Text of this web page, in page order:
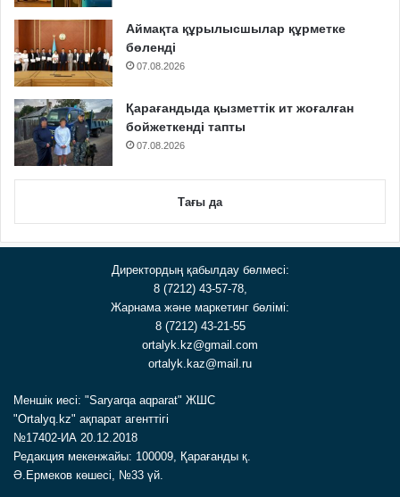
Аймақта құрылысшылар құрметке
бөленді
07.08.2026
Қарағандыда қызметтік ит жоғалған
бойжеткенді тапты
07.08.2026
Тағы да
Директордың қабылдау бөлмесі:
8 (7212) 43-57-78,
Жарнама және маркетинг бөлімі:
8 (7212) 43-21-55
ortalyk.kz@gmail.com
ortalyk.kaz@mail.ru
Меншік иесі: "Saryarqa aqparat" ЖШС
"Ortalyq.kz" ақпарат агенттігі
№17402-ИА 20.12.2018
Редакция мекенжайы: 100009, Қарағанды қ.
Ә.Ермеков көшесі, №33 үй.